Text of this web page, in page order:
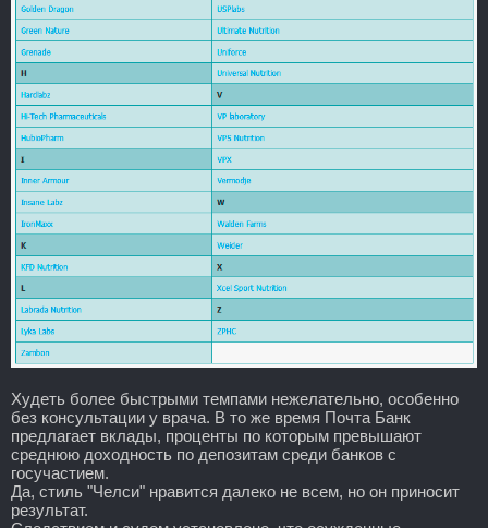
Худеть более быстрыми темпами нежелательно, особенно
без консультации у врача. В то же время Почта Банк
предлагает вклады, проценты по которым превышают
среднюю доходность по депозитам среди банков с
госучастием.
Да, стиль "Челси" нравится далеко не всем, но он приносит
результат.